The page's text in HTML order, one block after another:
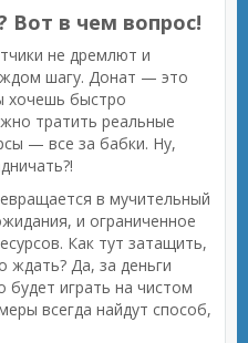
Вот в чем вопрос!
не дремлют и
шагу. Донат — это
хочешь быстро
тратить реальные
— все за бабки. Ну,
в мучительный
и ограниченное
Как тут затащить,
ждать? Да, за деньги
играть на чистом
всегда найдут способ,